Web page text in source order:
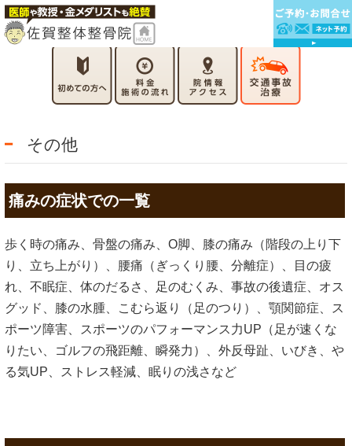
その他
痛みの症状での一覧
歩く時の痛み、骨盤の痛み、O脚、膝の痛み（階段の上り下
り、立ち上がり）、腰痛（ぎっくり腰、分離症）、目の疲
れ、不眠症、体のだるさ、足のむくみ、事故の後遺症、オス
グッド、膝の水腫、こむら返り（足のつり）、顎関節症、ス
ポーツ障害、スポーツのパフォーマンス力UP（足が速くな
りたい、ゴルフの飛距離、瞬発力）、外反母趾、いびき、や
る気UP、ストレス軽減、眠りの浅さなど